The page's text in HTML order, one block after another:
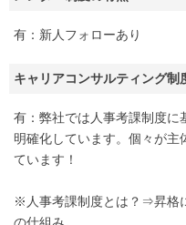
有：新人フォローあり
キャリアコンサルティング制
有：弊社では人事考課制度に
明確化しています。個々が主
ています！
※人事考課制度とは？⇒昇格
の仕組み。